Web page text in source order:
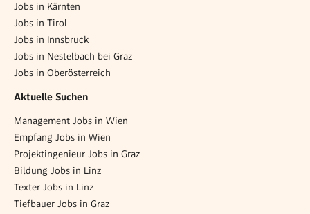
Jobs in Kärnten
Jobs in Tirol
Jobs in Innsbruck
Jobs in Nestelbach bei Graz
Jobs in Oberösterreich
Aktuelle Suchen
Management Jobs in Wien
Empfang Jobs in Wien
Projektingenieur Jobs in Graz
Bildung Jobs in Linz
Texter Jobs in Linz
Tiefbauer Jobs in Graz